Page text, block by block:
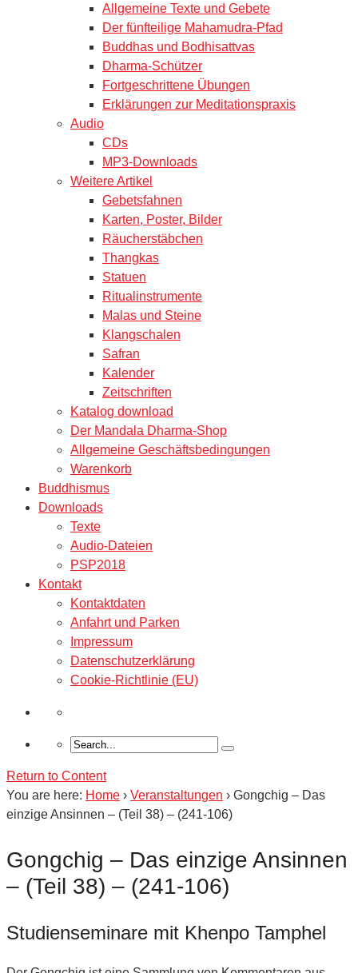
Allgemeine Texte und Gebete
Der fünfteilige Mahamudra-Pfad
Buddhas und Bodhisattvas
Dharma-Schützer
Fortgeschrittene Übungen
Erklärungen zur Meditationspraxis
Audio
CDs
MP3-Downloads
Weitere Artikel
Gebetsfahnen
Karten, Poster, Bilder
Räucherstäbchen
Thangkas
Statuen
Ritualinstrumente
Malas und Steine
Klangschalen
Safran
Kalender
Zeitschriften
Katalog download
Der Mandala Dharma-Shop
Allgemeine Geschäftsbedingungen
Warenkorb
Buddhismus
Downloads
Texte
Audio-Dateien
PSP2018
Kontakt
Kontaktdaten
Anfahrt und Parken
Impressum
Datenschutzerklärung
Cookie-Richtlinie (EU)
Return to Content
You are here: Home › Veranstaltungen › Gongchig – Das
einzige Ansinnen – (Teil 38) – (241-106)
Gongchig – Das einzige Ansinnen
– (Teil 38) – (241-106)
Studienseminare mit Khenpo Tamphel